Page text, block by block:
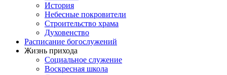
История
Небесные покровители
Строительство храма
Духовенство
Расписание богослужений
Жизнь прихода
Социальное служение
Воскресная школа